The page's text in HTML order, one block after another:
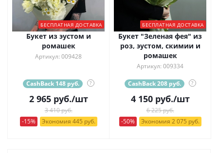
БЕСПЛАТНАЯ ДОСТАВКА
Букет из эустом и
ромашек
Артикул: 009428
CashBack 148 руб. ?
2 965руб./шт
3 410 руб.
-15%
Экономия 445 руб.
БЕСПЛАТНАЯ ДОСТАВКА
Букет "Зеленая фея" из
роз, эустом, скимии и
ромашек
Артикул: 009334
CashBack 208 руб. ?
4 150руб./шт
6 225 руб.
-50%
Экономия 2 075 руб.